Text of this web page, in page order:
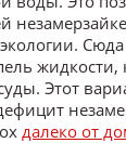
Этот
далеко от